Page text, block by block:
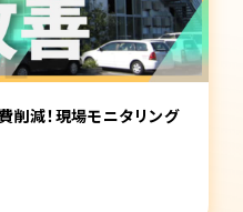
削減！現場モニタリング